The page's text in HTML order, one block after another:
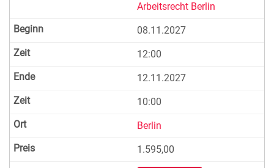
Arbeitsrecht Berlin
08.11.2027
12:00
12.11.2027
10:00
Berlin
1.595,00